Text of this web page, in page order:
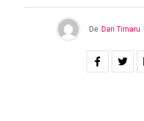
De Dan Timaru